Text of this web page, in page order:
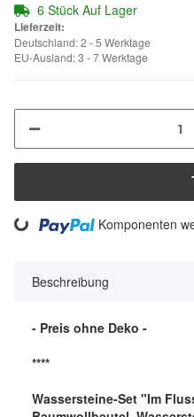
6 Stück Auf Lager
Lieferzeit:
Deutschland: 2 - 5 Werktage
EU-Ausland: 3 - 7 Werktage
Komponenten
Beschreibung
- Preis ohne Deko -
****
Wassersteine-Set "Im